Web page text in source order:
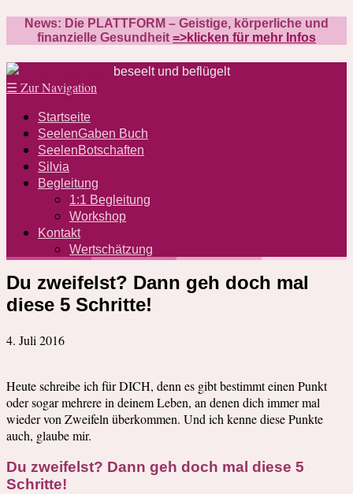
News: Die PLATTFORM – Geistige, körperliche und
finanzielle Gesundheit =>klicken für mehr Infos
beseelt und beflügelt
☰ Zur Navigation
Startseite
SeelenGaben Buch
SeelenBotschaften
Silvia
Begleitung
1:1 Begleitung
Workshop
Kontakt
Wertschätzung
Du zweifelst? Dann geh doch mal
diese 5 Schritte!
4. Juli 2016
Heute schreibe ich für DICH, denn es gibt bestimmt einen Punkt
oder sogar mehrere in deinem Leben, an denen dich immer mal
wieder von Zweifeln überkommen. Und ich kenne diese Punkte
auch, glaube mir.
Du zweifelst? Dann geh doch mal diese 5
Schritte!